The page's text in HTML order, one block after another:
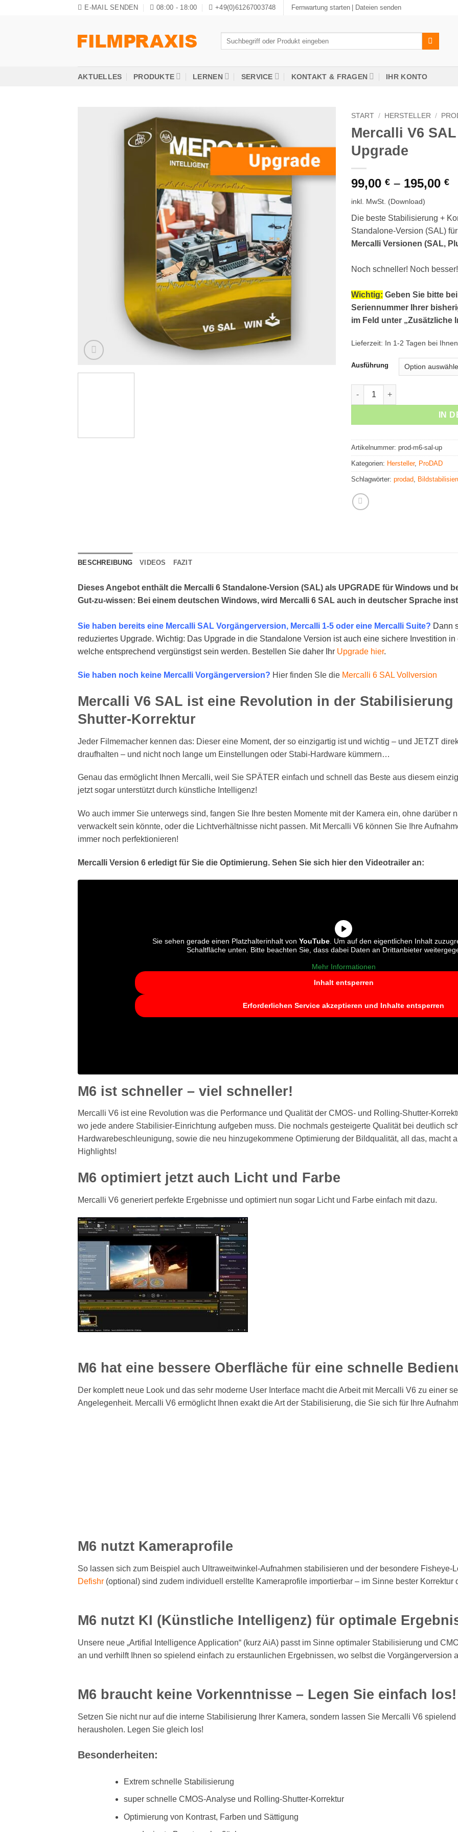
E-MAIL SENDEN 08:00 - 18:00 +49(0)61267003748 Fernwartung starten | Dateien senden
AKTUELLES PRODUKTE LERNEN SERVICE KONTAKT & FRAGEN IHR KONTO
START / HERSTELLER /
Mercalli V6
Upgrade
99,00 € – 195,00 €
inkl. MwSt. (Download)
Die beste Stabilisierung +
Standalone-Version (SAL)
Mercalli Versionen (SAL,
Noch schneller! Noch
Wichtig: Geben Sie bitte
Seriennummer Ihrer
im Feld unter „Zusätzliche
Lieferzeit: In 1-2 Tagen bei Ihnen
Ausführung
Mercalli V6 SAL für Windows
IN
Artikelnummer: prod-m6-sal-up
Kategorien: Hersteller, ProDAD
Schlagwörter: prodad
BESCHREIBUNG VIDEOS FAZIT
Dieses Angebot enthält die Mercalli 6 Standalone-Version (SAL) als UPGRADE für Windows und
Gut-zu-wissen: Bei einem deutschen Windows, wird Mercalli 6 SAL auch in deutscher Sprache
Sie haben bereits eine Mercalli SAL Vorgängerversion, Mercalli 1-5 oder eine Mercalli Suite? Dann
reduziertes Upgrade. Wichtig: Das Upgrade in die Standalone Version ist auch eine sichere Investition
welche entsprechend vergünstigst sein werden. Bestellen Sie daher Ihr Upgrade hier.
Sie haben noch keine Mercalli Vorgängerversion? Hier finden SIe die Mercalli 6 SAL Vollversion
Mercalli V6 SAL ist eine Revolution in der Stabilisierung
Shutter-Korrektur
Jeder Filmemacher kennen das: Dieser eine Moment, der so einzigartig ist und wichtig – und JETZT
draufhalten – und nicht noch lange um Einstellungen oder Stabi-Hardware kümmern…
Genau das ermöglicht Ihnen Mercalli, weil Sie SPÄTER einfach und schnell das Beste aus diesem
jetzt sogar unterstützt durch künstliche Intelligenz!
Wo auch immer Sie unterwegs sind, fangen Sie Ihre besten Momente mit der Kamera ein, ohne darüber
verwackelt sein könnte, oder die Lichtverhältnisse nicht passen. Mit Mercalli V6 können Sie Ihre
immer noch perfektionieren!
Mercalli Version 6 erledigt für Sie die Optimierung. Sehen Sie sich hier den Videotrailer an:
Sie sehen gerade einen Platzhalterinhalt von YouTube . Um auf den eigentlichen Inhalt
Schaltfläche unten. Bitte beachten Sie, dass dabei Daten an Drittanbieter
Mehr Informationen
Inhalt entsperren
Erforderlichen Service akzeptieren und Inhalte entsperren
M6 ist schneller – viel schneller!
Mercalli V6 ist eine Revolution was die Performance und Qualität der CMOS- und Rolling-Shutter-
wo jede andere Stabilisier-Einrichtung aufgeben muss. Die nochmals gesteigerte Qualität bei deutlich
Hardwarebeschleunigung, sowie die neu hinzugekommene Optimierung der Bildqualität, all das, macht
Highlights!
M6 optimiert jetzt auch Licht und Farbe
Mercalli V6 generiert perfekte Ergebnisse und optimiert nun sogar Licht und Farbe einfach mit dazu.
M6 hat eine bessere Oberfläche für eine schnelle
Der komplett neue Look und das sehr moderne User Interface macht die Arbeit mit Mercalli V6 zu einer
Angelegenheit. Mercalli V6 ermöglicht Ihnen exakt die Art der Stabilisierung, die Sie sich für Ihre
M6 nutzt Kameraprofile
So lassen sich zum Beispiel auch Ultraweitwinkel-Aufnahmen stabilisieren und der besondere Fisheye-
Defishr (optional) sind zudem individuell erstellte Kameraprofile importierbar – im Sinne bester Korrektur
M6 nutzt KI (Künstliche Intelligenz) für optimale
Unsere neue „Artifial Intelligence Application“ (kurz AiA) passt im Sinne optimaler Stabilisierung und
an und verhilft Ihnen so spielend einfach zu erstaunlichen Ergebnissen, wo selbst die Vorgängerversion
M6 braucht keine Vorkenntnisse – Legen Sie einfach los!
Setzen Sie nicht nur auf die interne Stabilisierung Ihrer Kamera, sondern lassen Sie Mercalli V6
herausholen. Legen Sie gleich los!
Besonderheiten:
Extrem schnelle Stabilisierung
super schnelle CMOS-Analyse und Rolling-Shutter-Korrektur
Optimierung von Kontrast, Farben und Sättigung